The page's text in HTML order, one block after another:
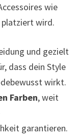
wie
platziert wird.
und gezielt
dass dein Style
wirkt.
Farben, weit
garantieren.